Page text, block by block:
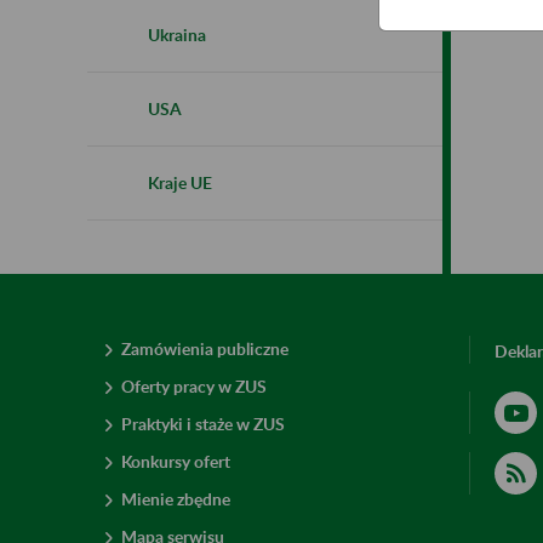
Ukraina
USA
Kraje UE
Zamówienia publiczne
Oferty pracy w ZUS
Praktyki i staże w ZUS
Konkursy ofert
Mienie zbędne
Mapa serwisu